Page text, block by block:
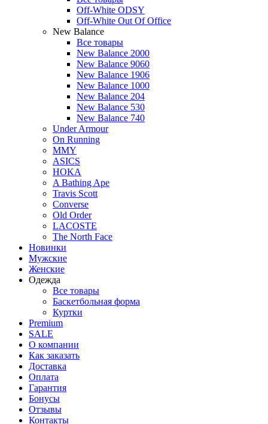
Off-White ODSY
Off-White Out Of Office
New Balance
Все товары
New Balance 2000
New Balance 9060
New Balance 1906
New Balance 1000
New Balance 204
New Balance 530
New Balance 740
Under Armour
On Running
MMY
ASICS
HOKA
A Bathing Ape
Travis Scott
Converse
Old Order
LACOSTE
The North Face
Новинки
Мужские
Женские
Одежда
Все товары
Баскетбольная форма
Куртки
Premium
SALE
О компании
Как заказать
Доставка
Оплата
Гарантия
Бонусы
Отзывы
Контакты